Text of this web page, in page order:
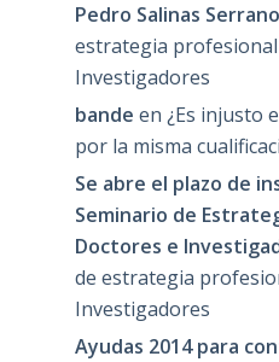
Pedro Salinas Serrano
estrategia
Investigadores
bande en ¿Es injusto
por la misma
Se abre el plazo de
Seminario de
Doctores e
de estrategia
Investigadores
Ayudas 2014 para